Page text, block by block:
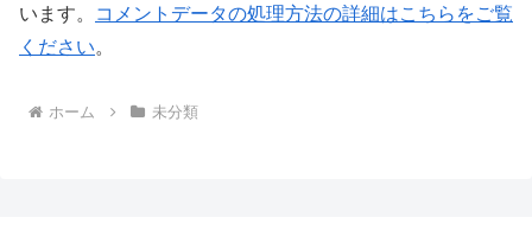
います。
コメントデータの処理方法の詳細はこちらをご覧
ください。
ホーム 未分類